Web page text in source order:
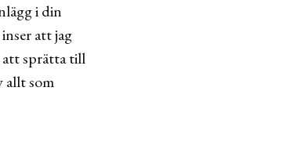
i din
att jag
att sprätta till
allt som